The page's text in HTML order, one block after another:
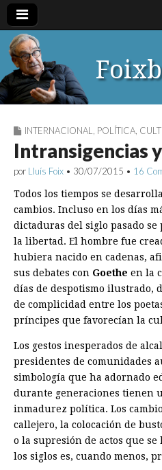
INTERNACIONAL POLÍTICA
Intransigencias
por Lluís Foix • 30/07/2015 • 16
Todos los tiempos se
cambios. Incluso en los días
dictaduras del siglo pasado
la libertad. El hombre fue
hubiera nacido en cadenas,
sus debates con Goethe en la
días de despotismo ilustrado,
de complicidad entre los
príncipes que favorecían la
Los gestos inesperados de
presidentes de comunidades
simbología que ha adornado
durante generaciones tienen
inmadurez política. Los
callejero, la colocación de
o la supresión de actos que
los siglos es, cuando menos,